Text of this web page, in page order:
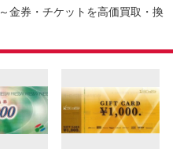
～金券・チケットを高価買取・換